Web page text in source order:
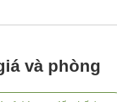
và phòng